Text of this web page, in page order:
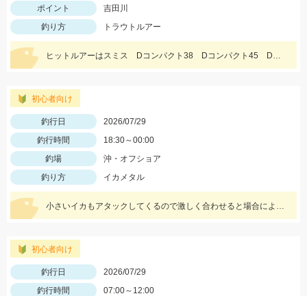
ポイント
吉田川
釣り方
トラウトルアー
ヒットルアーはスミス Dコンパクト38 Dコンパクト45 Dインサイト44 を使用。体高の良いアマゴ多く、楽しめました。
初心者向け
釣行日
2026/07/29
釣行時間
18:30～00:00
釣場
沖・オフショア
釣り方
イカメタル
小さいイカもアタックしてくるので激しく合わせると場合によっては身切れします！
初心者向け
釣行日
2026/07/29
釣行時間
07:00～12:00